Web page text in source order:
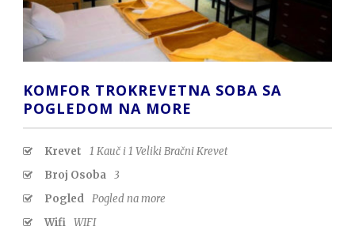
KOMFOR TROKREVETNA SOBA SA
POGLEDOM NA MORE
Krevet
1 Kauč i 1 Veliki Bračni Krevet
Broj Osoba 3
Pogled Pogled na more
Wifi WIFI